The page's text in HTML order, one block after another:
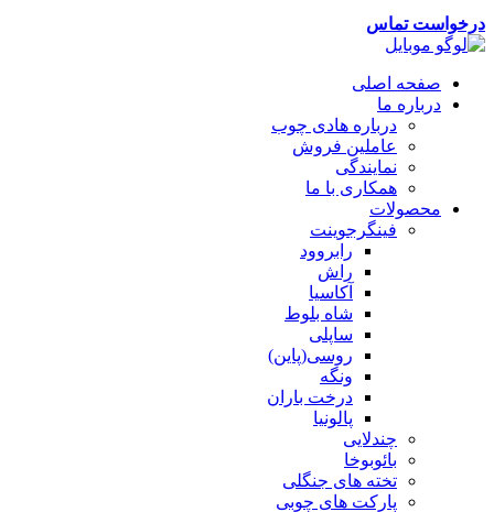
درخواست تماس
صفحه اصلی
درباره ما
درباره هادی چوب
عاملین فروش
نمایندگی
همکاری با ما
محصولات
فینگرجوینت
رابروود
راش
آکاسیا
شاه بلوط
ساپلی
روسی(پاین)
ونگه
درخت باران
پالونیا
چندلایی
بائوبوخا
تخته های جنگلی
پارکت های چوبی